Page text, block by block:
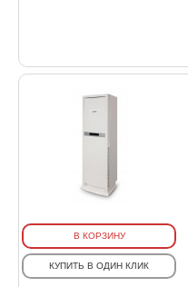
В КОРЗИНУ
КУПИТЬ В ОДИН КЛИК